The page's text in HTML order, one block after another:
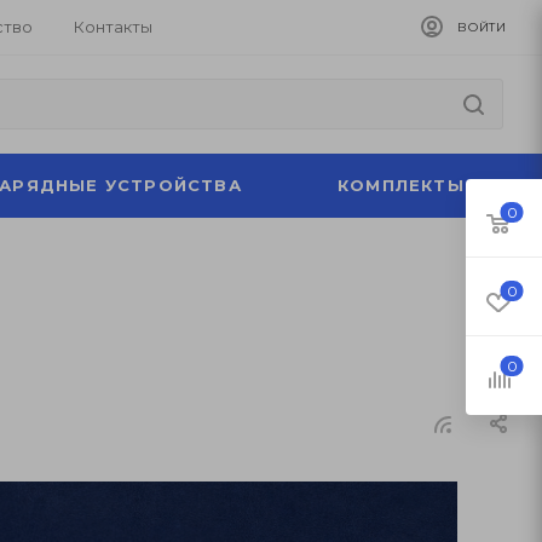
Контакты ВОЙТИ
УСТРОЙСТВА КОМПЛЕКТЫ
0
0
0